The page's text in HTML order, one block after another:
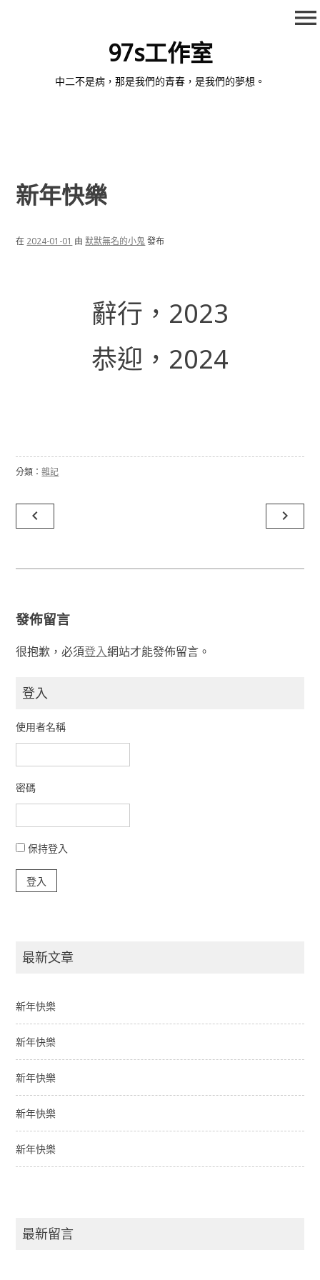
97s工作室
中二不是病，那是我們的青春，是我們的夢想。
menu
新年快樂
在 2024-01-01 由默默無名的小鬼發布
辭行，2023
恭迎，2024
分類：雜記
文
章
navigate_before navigate_next
發佈留言
很抱歉，必須登入網站才能發佈留言。
登入
使用者名稱
密碼
保持登入
登入
最新文章
新年快樂
新年快樂
新年快樂
新年快樂
新年快樂
最新留言